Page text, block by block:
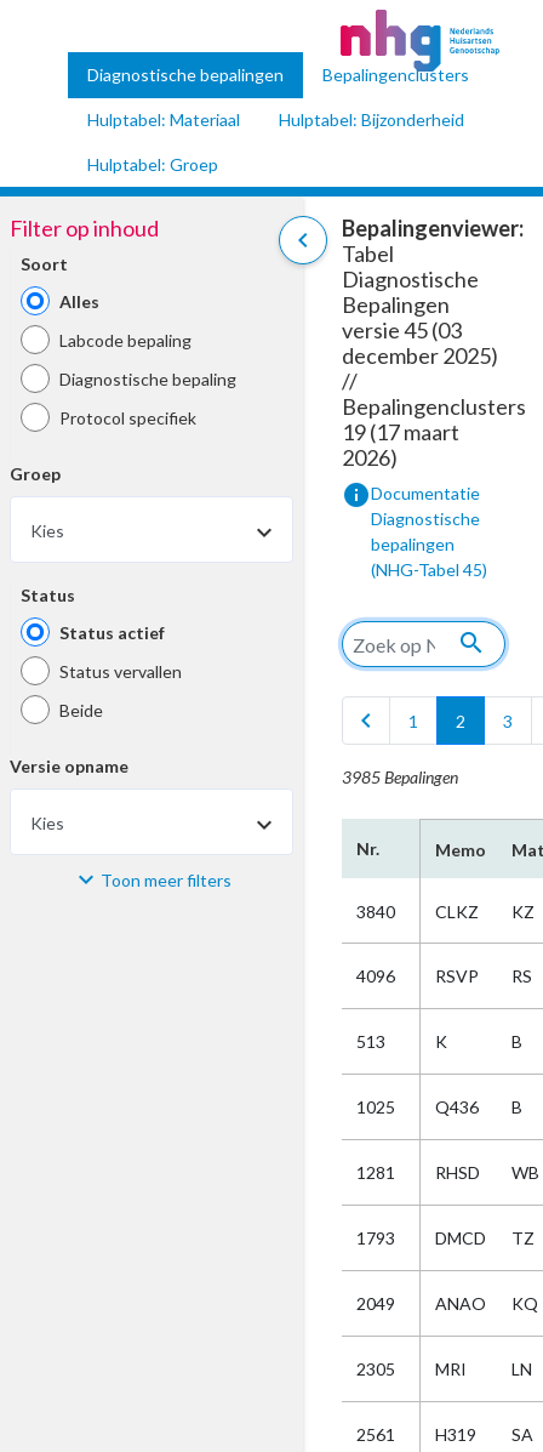
Diagnostische bepalingen Bepalingenclusters
Hulptabel: Materiaal Hulptabel: Bijzonderheid
Hulptabel: Groep
chevron_left
Filter op inhoud
Soort
Alles
Labcode bepaling
Diagnostische bepaling
Protocol specifiek
Groep
Kies
Status
Status actief
Status vervallen
Beide
Versie opname
Kies
Materiaal Toon meer filters
Bepalingenviewer:
Tabel
Diagnostische
Bepalingen
versie 45 (03
december 2025)
//
Bepalingenclusters
19 (17 maart
2026)
infoDocumentatie
Diagnostische
bepalingen
(NHG-Tabel 45)
search
chevron_left 1 2 3
3985 Bepalingen
Nr. Memo
3840 CLKZ KZ
4096 RSVP RS
513 K B
1025 Q436 B
1281 RHSD WB
1793 DMCD TZ
2049 ANAO KQ
2305 MRI LN
2561 H319 SA